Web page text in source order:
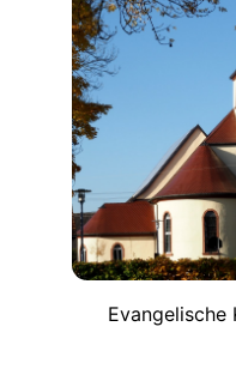
Evangelische